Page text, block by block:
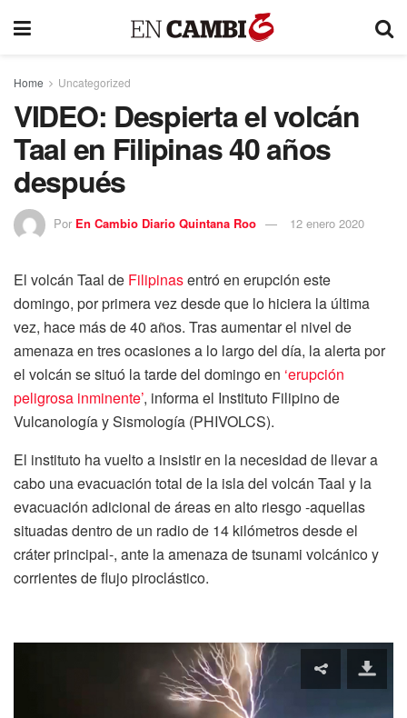
Home Uncategorized
VIDEO: Despierta el volcán
Taal en Filipinas 40 años
después
Por En Cambio Diario Quintana Roo 12 enero 2020
El volcán Taal de Filipinasentró en erupción este
domingo, por primera vez desde que lo hiciera la última
vez, hace más de 40 años. Tras aumentar el nivel de
amenaza en tres ocasiones a lo largo del día, la alerta por
el volcán se situó la tarde del domingo en ‘erupción
peligrosa inminente’, informa el Instituto Filipino de
Vulcanología y Sismología (PHIVOLCS).
El instituto ha vuelto a insistir en la necesidad de llevar a
cabo una evacuación total de la isla del volcán Taal y la
evacuación adicional de áreas en alto riesgo -aquellas
situadas dentro de un radio de 14 kilómetros desde el
cráter principal-, ante la amenaza de tsunami volcánico y
corrientes de flujo piroclástico.